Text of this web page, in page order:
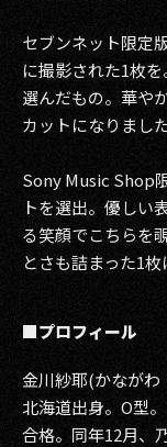
セブンネット限定
に撮影された1枚
選んだもの。華や
カットになりました
Sony Music Shop
トを選出。優しい
る笑顔でこちらを
とさも詰まった1枚
■プロフィール
金川紗耶(かながわ
北海道出身。O型
合格。同年12月、